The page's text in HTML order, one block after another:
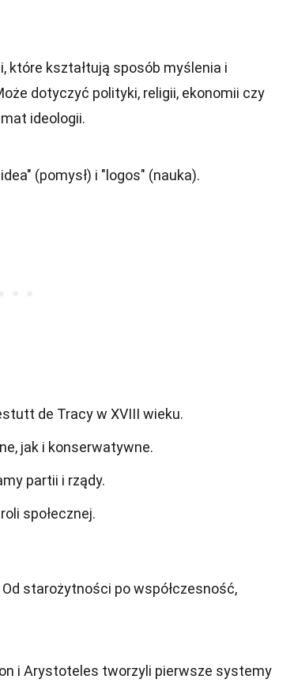
które kształtują sposób myślenia i
dotyczyć polityki, religii, ekonomii czy
ideologii.
(pomysł) i "logos" (nauka).
de Tracy w XVIII wieku.
jak i konserwatywne.
partii i rządy.
społecznej.
starożytności po współczesność,
i Arystoteles tworzyli pierwsze systemy